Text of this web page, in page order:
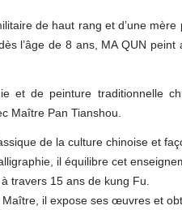
de haut rang et d’une
l’âge de 8 ans, MA QUN peint
et de peinture traditionnelle
Maître Pan Tianshou.
de la culture chinoise et
il équilibre cet
travers 15 ans de kung Fu.
il expose ses œuvres et